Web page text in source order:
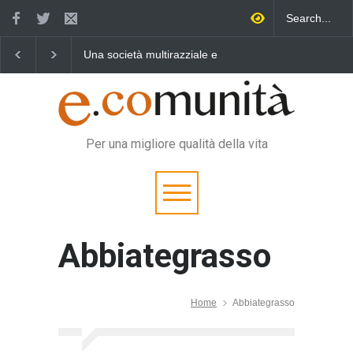
Una società multirazziale e
Benedetta primavera,
Per una migliore qualità della vita
Abbiategrasso
Home Abbiategrasso